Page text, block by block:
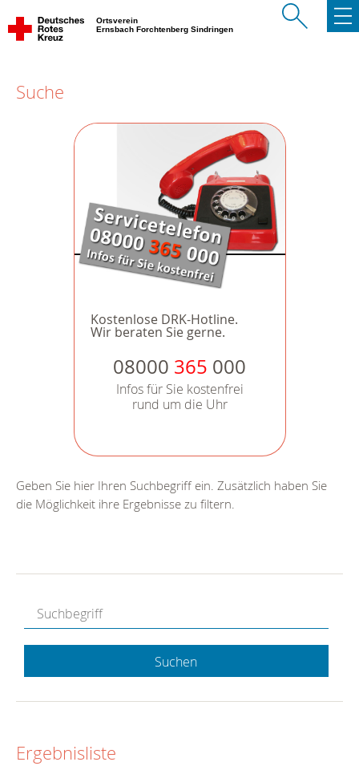
Ortsverein
Ernsbach Forchtenberg Sindringen
Suche
Kostenlose DRK-Hotline.
Wir beraten Sie gerne.
08000 365 000
Infos für Sie kostenfrei
rund um die Uhr
Geben Sie hier Ihren Suchbegriff ein. Zusätzlich haben Sie
die Möglichkeit ihre Ergebnisse zu filtern.
Suchen
Ergebnisliste